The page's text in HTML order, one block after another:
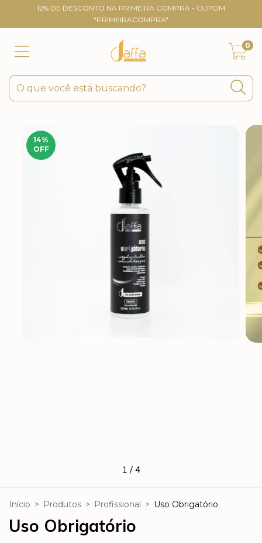
12% DE DESCONTO NA PRIMEIRA COMPRA - CUPOM
"PRIMEIRACOMPRA"
0
14%
OFF
1 / 4
Início > Produtos > Profissional > Uso Obrigatório
Uso Obrigatório